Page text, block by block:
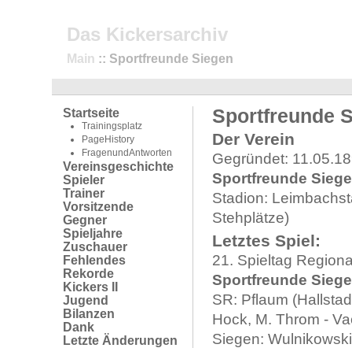
Das Kickersarchiv
Main :: Sportfreunde Siegen
Startseite
Trainingsplatz
PageHistory
FragenundAntworten
Vereinsgeschichte
Spieler
Trainer
Vorsitzende
Gegner
Spieljahre
Zuschauer
Fehlendes
Rekorde
Kickers II
Jugend
Bilanzen
Dank
Letzte Änderungen
Sportfreunde
Der Verein
Gegründet:
Sportfreunde
Stadion:
Stehplätze)
Letztes Spiel:
21. Spieltag
Sportfreunde
SR: Pflaum
Hock, M. Throm -
Siegen: